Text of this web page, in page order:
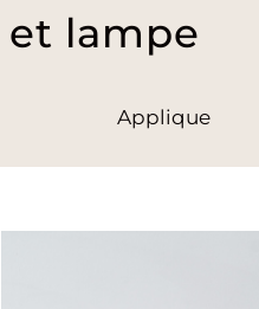
et lampe
Applique